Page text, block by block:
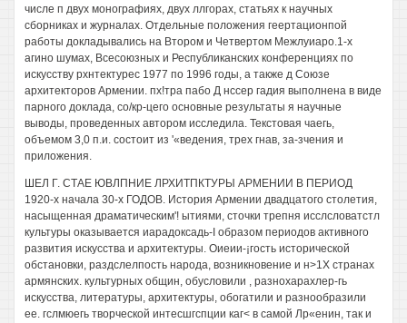
числе п двух монографиях, двух ллгорах, статьях к научных
сборниках и журналах. Отдельные положения геертационпой
работы докладывались на Втором и Четвертом Межлуиаро.1-х
агино шумах, Всесоюзных и Республиканских конференциях по
искусству рхнтектурес 1977 по 1996 годы, а также д Союзе
архитекторов Армении. пх!тра пабо Д нссер гадия выполнена в виде
парного доклада, со/кр-цего основные результаты я научные
выводы, проведенных автором исследила. Текстовая чаегь,
объемом 3,0 п.и. состоит из '«ведения, трех гнав, за-зчения и
приложения.
ШЕЛ Г. СТАЕ ЮВЛПНИЕ ЛРХИТПКТУРЫ АРМЕНИИ В ПЕРИОД
1920-х начала 30-х ГОДОВ. История Армении двадцатого столетия,
насыщенная драматическим'! ытиями, сточки трепня исслсловатстл
культуры оказывается иарадоксадь-I образом периодов активного
развития искусства и архитектуры. Оиеии-¡гость исторической
обстановки, раздслелпость народа, возникновение и н>1Х странах
армянских. культурных общин, обусловили , разнохарахлер-гь
искусства, литературы, архитектуры, обогатили и разнообразили
ее. гслмюегь творческой интесшгспции каг< в самой Лр«енин, так и